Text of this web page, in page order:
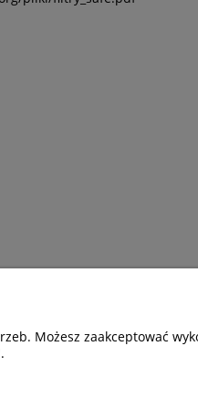
Możesz zaakceptować